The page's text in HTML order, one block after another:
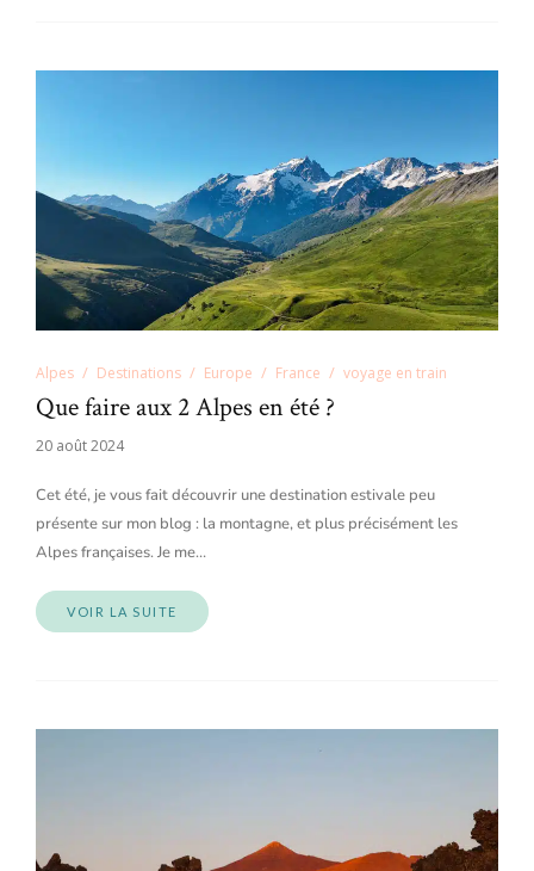
Alpes Destinations Europe France voyage en train
Que faire aux 2 Alpes en été ?
20 août 2024
Cet été, je vous fait découvrir une destination estivale peu
présente sur mon blog : la montagne, et plus précisément les
Alpes françaises. Je me…
VOIR LA SUITE